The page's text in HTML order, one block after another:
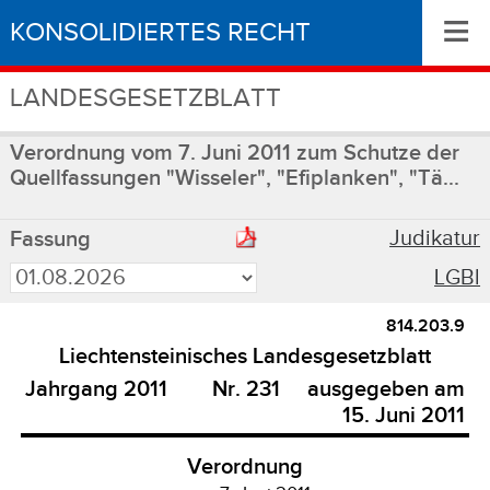
KONSOLIDIERTES RECHT
LANDESGESETZBLATT
≡
Verordnung vom 7. Juni 2011 zum Schutze der
Quellfassungen "Wisseler", "Efiplanken", "Tä...
Fassung
Judikatur
LGBl